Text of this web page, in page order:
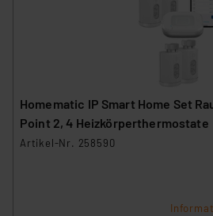
Homematic IP Smart Home Set
Point 2, 4 Heizkörperthermostate
Artikel-Nr. 258590